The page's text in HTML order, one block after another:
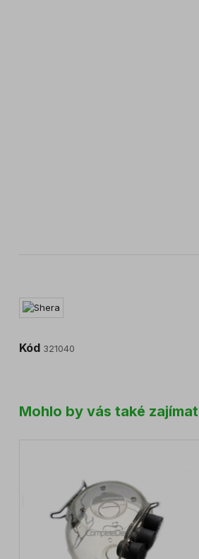
Kód 321040
Mohlo by vás také zajímat